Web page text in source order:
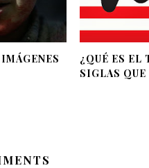
¿QUÉ ES EL
SIGLAS